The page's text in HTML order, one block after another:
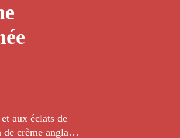
aux éclats de
crème anglaise